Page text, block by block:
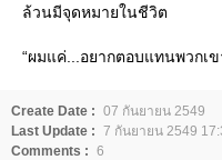
ล้วนมีจุดหมายในชีวิต
“ผมแค่...อยากตอบแทนพวกเ
Create Date : 07 กันยายน 2549
Last Update : 7 กันยายน 2549
Comments : 6